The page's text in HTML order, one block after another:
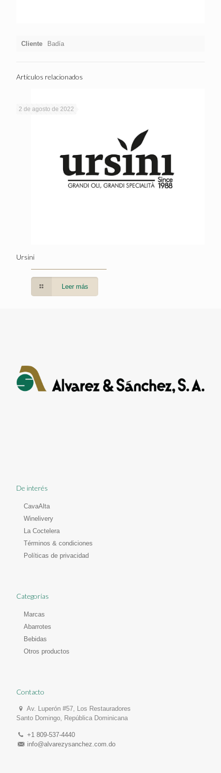
Cliente Badía
Artículos relacionados
2 de agosto de 2022
Ursini
Leer más
De interés
CavaAlta
Winelivery
La Coctelera
Términos & condiciones
Políticas de privacidad
Categorías
Marcas
Abarrotes
Bebidas
Otros productos
Contacto
Av. Luperón #57, Los Restauradores
Santo Domingo, República Dominicana
+1 809-537-4440
info@alvarezysanchez.com.do